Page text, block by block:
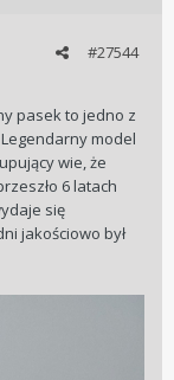
#27544
pasek to jedno z
model
wie, że
6 latach
się
jakościowo był